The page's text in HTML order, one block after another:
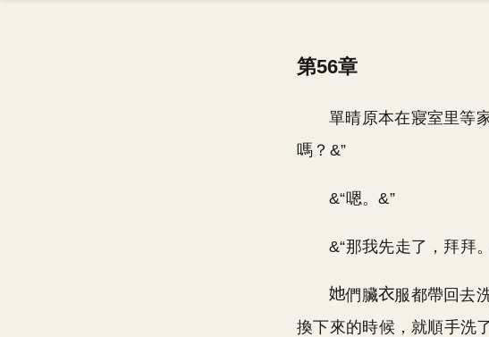
第56章
單晴原本在寢室里等
嗎？&”
&“嗯。&”
&“那我先走了，拜拜
們臟 服都帶回去
換下來的時候，就順手洗